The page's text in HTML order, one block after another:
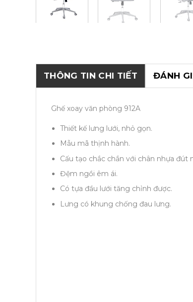
THÔNG TIN CHI TIẾT ĐÁNH
Ghế xoay văn phòng 912A
Thiết kế lưng lưới, nhỏ gọn.
Mẫu mã thịnh hành.
Cấu tạo chắc chắn với chân nhựa đút
Đệm ngồi êm ái.
Có tựa đầu lưới tăng chỉnh được.
Lưng có khung chống đau lưng.